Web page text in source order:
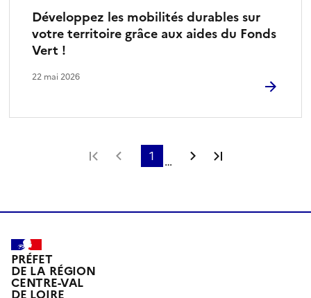
Développez les mobilités durables sur
votre territoire grâce aux aides du Fonds
Vert !
22 mai 2026
Première page
Page précédente
1 … Page suivante
PRÉFET
DE LA RÉGION
CENTRE-VAL